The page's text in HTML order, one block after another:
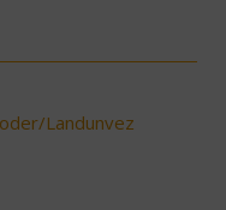
Landunvez